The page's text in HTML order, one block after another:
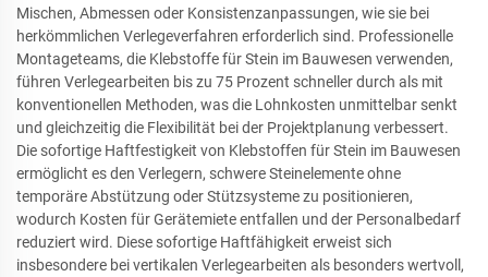
Mischen, Abmessen oder Konsistenzanpassungen, wie sie bei
herkömmlichen Verlegeverfahren erforderlich sind. Professionelle
Montageteams, die Klebstoffe für Stein im Bauwesen verwenden,
führen Verlegearbeiten bis zu 75 Prozent schneller durch als mit
konventionellen Methoden, was die Lohnkosten unmittelbar senkt
und gleichzeitig die Flexibilität bei der Projektplanung verbessert.
Die sofortige Haftfestigkeit von Klebstoffen für Stein im Bauwesen
ermöglicht es den Verlegern, schwere Steinelemente ohne
temporäre Abstützung oder Stützsysteme zu positionieren,
wodurch Kosten für Gerätemiete entfallen und der Personalbedarf
reduziert wird. Diese sofortige Haftfähigkeit erweist sich
insbesondere bei vertikalen Verlegearbeiten als besonders wertvoll,